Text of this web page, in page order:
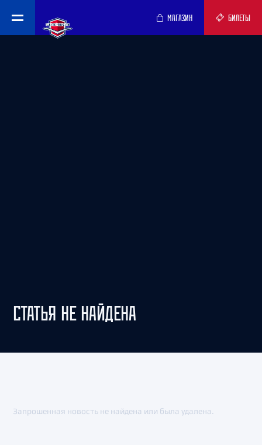
МАГАЗИН БИЛЕТЫ
СТАТЬЯ НЕ НАЙДЕНА
Запрошенная новость не найдена или была удалена.